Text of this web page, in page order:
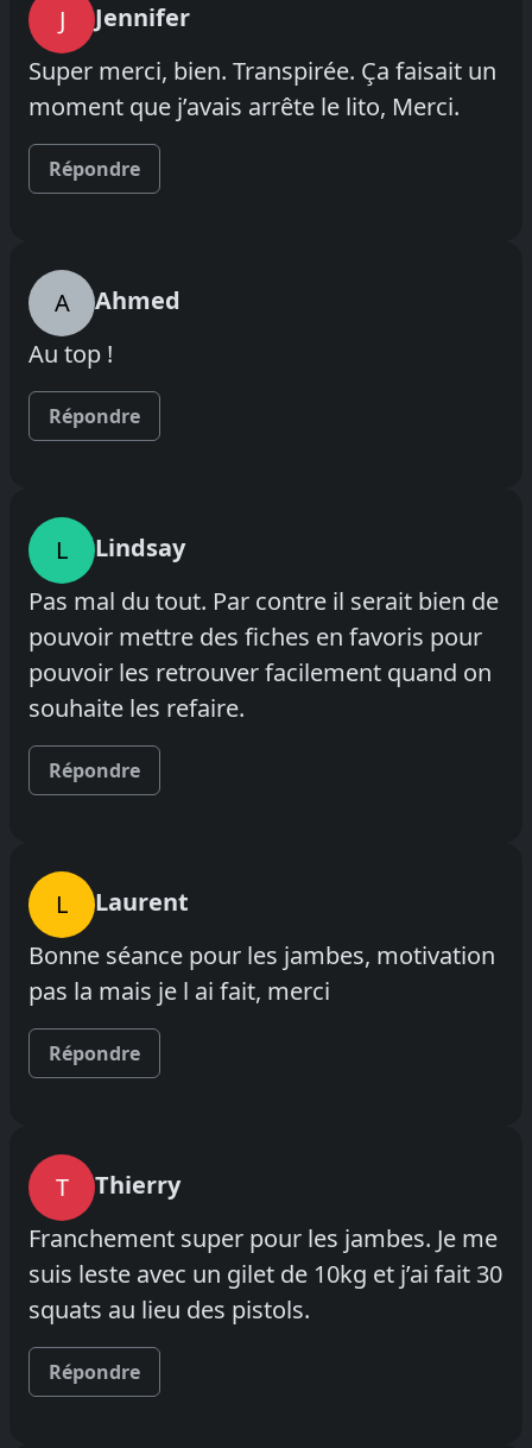
J
Jennifer
Super merci, bien. Transpirée. Ça faisait un
moment que j’avais arrête le lito, Merci.
Répondre
A
Ahmed
Au top !
Répondre
L
Lindsay
Pas mal du tout. Par contre il serait bien de
pouvoir mettre des fiches en favoris pour
pouvoir les retrouver facilement quand on
souhaite les refaire.
Répondre
L
Laurent
Bonne séance pour les jambes, motivation
pas la mais je l ai fait, merci
Répondre
T
Thierry
Franchement super pour les jambes. Je me
suis leste avec un gilet de 10kg et j’ai fait 30
squats au lieu des pistols.
Répondre